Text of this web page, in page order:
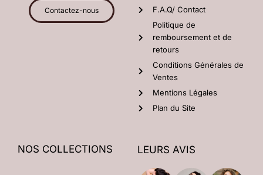
Contactez-nous
F.A.Q/ Contact
Politique de
remboursement et de
retours
Conditions Générales de
Ventes
Mentions Légales
Plan du Site
NOS COLLECTIONS LEURS AVIS